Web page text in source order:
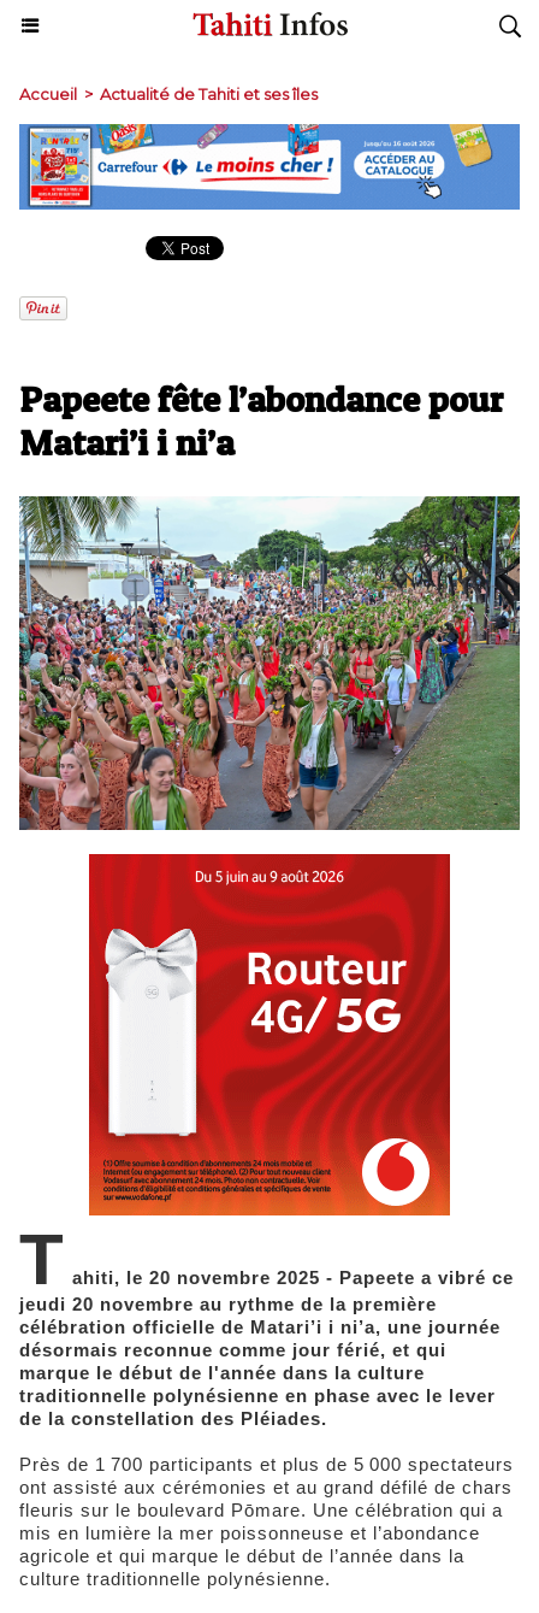
Accueil > Actualité de Tahiti et ses îles
​Papeete fête l’abondance pour
Matari’i i ni’a
T ahiti, le 20 novembre 2025 - Papeete a vibré ce
jeudi 20 novembre au rythme de la première
célébration officielle de Matari’i i ni’a, une journée
désormais reconnue comme jour férié, et qui
marque le début de l'année dans la culture
traditionnelle polynésienne en phase avec le lever
de la constellation des Pléiades.
Près de 1 700 participants et plus de 5 000 spectateurs
ont assisté aux cérémonies et au grand défilé de chars
fleuris sur le boulevard Pōmare. Une célébration qui a
mis en lumière la mer poissonneuse et l’abondance
agricole et qui marque le début de l’année dans la
culture traditionnelle polynésienne.